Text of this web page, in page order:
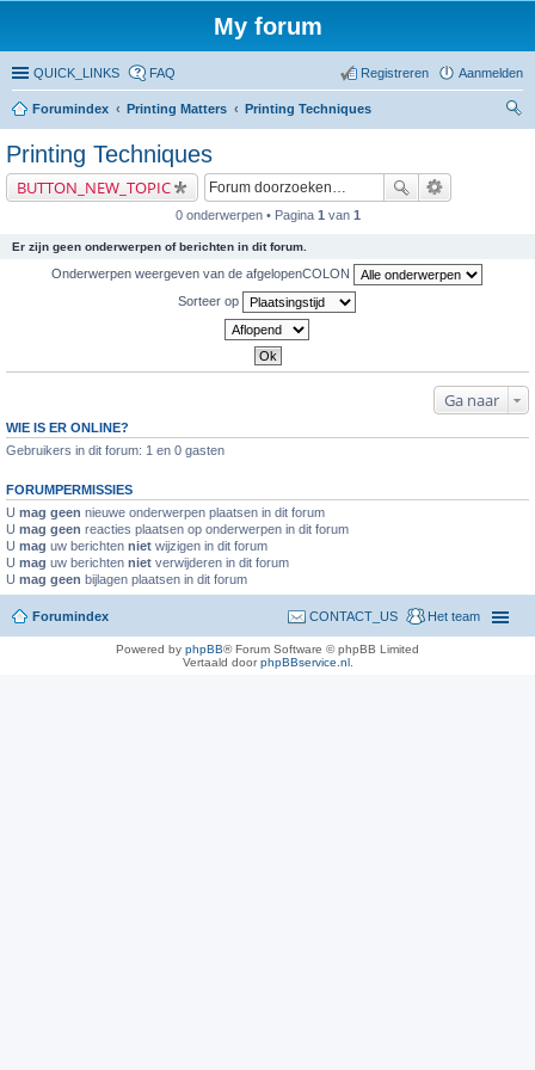
My forum
QUICK_LINKS FAQ Aanmelden
Registreren
Forumindex Printing Matters
Printing Techniques
Printing Techniques
BUTTON_NEW_TOPIC
0 onderwerpen • Pagina 1 van 1
Er zijn geen onderwerpen of berichten in dit forum.
Onderwerpen weergeven van de afgelopenCOLON
Sorteer op
Ga naar
WIE IS ER ONLINE?
Gebruikers in dit forum: 1 en 0 gasten
FORUMPERMISSIES
U mag geen nieuwe onderwerpen plaatsen in dit forum
U mag geen reacties plaatsen op onderwerpen in dit forum
U mag uw berichten niet wijzigen in dit forum
U mag uw berichten niet verwijderen in dit forum
U mag geen bijlagen plaatsen in dit forum
Forumindex Het team
CONTACT_US
Powered by phpBB® Forum Software © phpBB Limited
Vertaald doorphpBBservice.nl.